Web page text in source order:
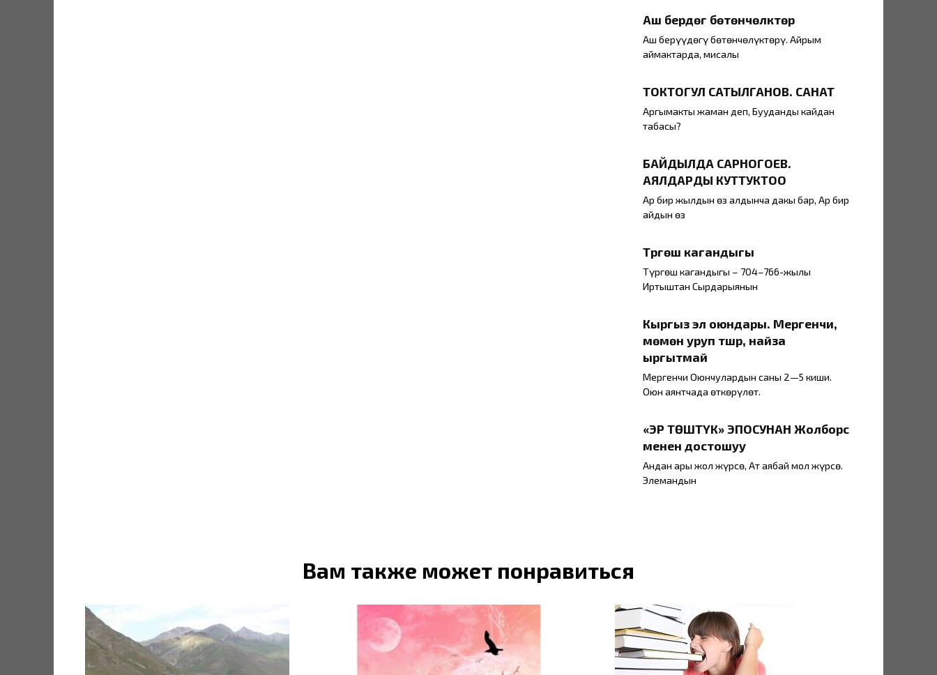
Аш берүүдөгү бөтөнчөлүктөрү
Аш берүүдөгү бөтөнчөлүктөрү. Айрым
аймактарда, мисалы
ТОКТОГУЛ САТЫЛГАНОВ. САНАТ
Аргымакты жаман деп, Бууданды кайдан
табасың?
БАЙДЫЛДА САРНОГОЕВ.
АЯЛДАРДЫ КУТТУКТОО
Ар бир жылдын өз алдынча даңкы бар, Ар бир
айдын өз
Түргөш кагандыгы
Түргөш кагандыгы – 704–766-жылы
Иртыштан Сырдарыянын
Кыргыз эл оюндары. Мергенчи,
мөмөнү уруп түшүрүү, найза
ыргытмай
Мергенчи Оюнчулардын саны 2—5 киши.
Оюн аянтчада өткөрүлөт.
«ЭР ТӨШТҮК» ЭПОСУНАН Жолборс
менен достошуу
Андан ары жол жүрсө, Ат аябай мол жүрсө.
Элемандын
Вам также может понравиться